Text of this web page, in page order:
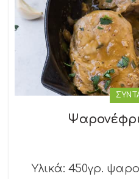
Υλικά: 450γρ.